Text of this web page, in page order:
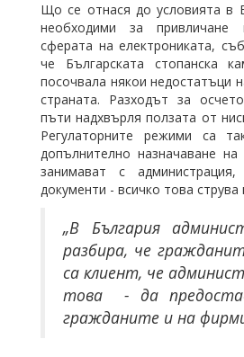
Що се отнася до условията в
необходими за привличане
сферата на електрониката,
че Българската стопанска
посочвала някои недостатъци
страната. Разходът за
пъти надхвърля ползата от
Регулаторните режими са
допълнително назначаване
занимават с
документи - всичко това струва
„В България
разбира, че
са клиент, че
това - да
гражданите и на